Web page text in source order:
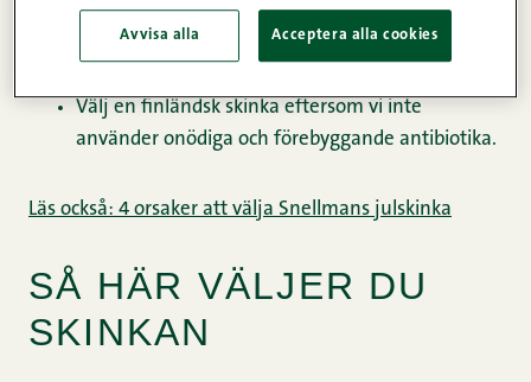
Snellmans skinka för mycket under stekning.
En skinka på 3 kg räcker till ungefär 12 personer
Välj en finländsk skinka eftersom vi inte
använder onödiga och förebyggande antibiotika.
Läs också: 4 orsaker att välja Snellmans julskinka
SÅ HÄR VÄLJER DU
SKINKAN
Avvisa alla Acceptera alla cookies